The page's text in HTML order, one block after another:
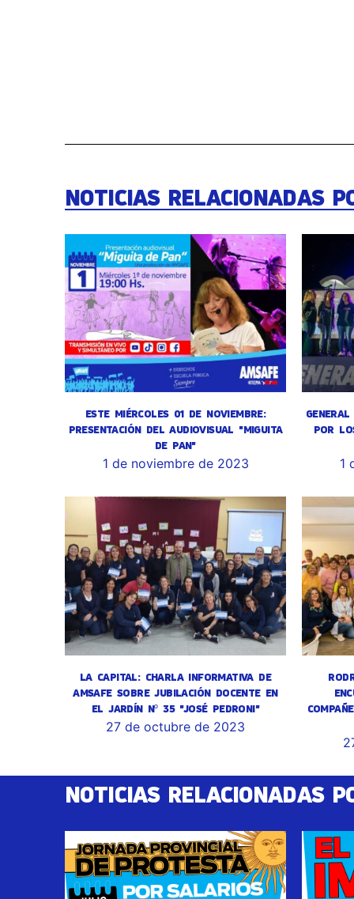
NOTICIAS RELACIONADAS
ESTE MIÉRCOLES 01 DE NOVIEMBRE:
PRESENTACIÓN DEL AUDIOVISUAL "MIGUITA
DE PAN"
1 de noviembre de 2023
POR
1
LA CAPITAL: CHARLA INFORMATIVA DE
AMSAFE SOBRE JUBILACIÓN DOCENTE EN
EL JARDÍN Nº 35 "JOSÉ PEDRONI"
27 de octubre de 2023
NOTICIAS RELACIONADAS